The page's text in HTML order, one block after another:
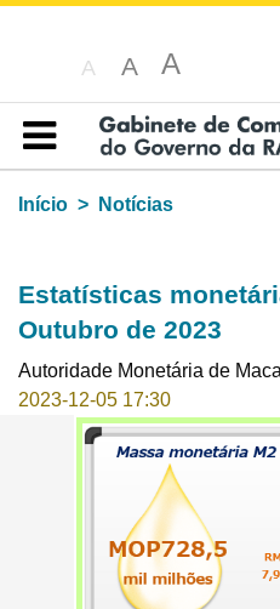
A A A
Índice
Início
Notícias
Estatísticas
Outubro de 2023
Autoridade Monetária de
2023-12-05 17:30